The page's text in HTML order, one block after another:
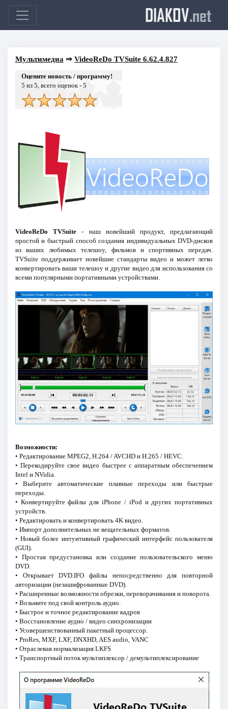
DIAKOV.net
Мультимедиа ⇒ VideoReDo TVSuite 6.62.4.827
Оцените новость / программу!
5 из 5, всего оценок - 5
VideoReDo TVSuite - наш новейший продукт, предлагающий
простой и быстрый способ создания индивидуальных DVD-дисков
из ваших любимых телешоу, фильмов и спортивных передач.
TVSuite поддерживает новейшие стандарты видео и может легко
конвертировать ваши телешоу и другие видео для использования со
всеми популярными портативными устройствами.
Возможности:
• Редактирование MPEG2, H.264 / AVCHD и H.265 / HEVC.
• Перекодируйте свое видео быстрее с аппаратным обеспечением
Intel и NVidia.
• Выберите автоматические плавные переходы или быстрые
переходы.
• Конвертируйте файлы для iPhone / iPod и других портативных
устройств.
• Редактировать и конвертировать 4K видео.
• Импорт дополнительных не вещательных форматов.
• Новый более интуитивный графический интерфейс пользователя
(GUI).
• Простая предустановка или создание пользовательского меню
DVD.
• Открывает DVD.IFO файлы непосредственно для повторной
авторизации (незашифрованные DVD).
• Расширенные возможности обрезки, переворачивания и поворота.
• Возьмите под свой контроль аудио.
• Быстрое и точное редактирование кадров
• Восстановление аудио / видео синхронизации
• Усовершенствованный пакетный процессор.
• ProRes, MXF, LXF, DNXHD, AES audio, VANC
• Отраслевая нормализация LKFS
• Транспортный поток мультиплексор / демультиплексирование